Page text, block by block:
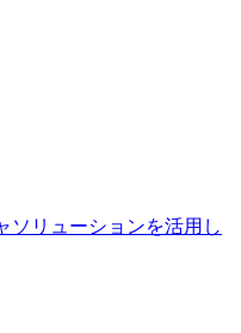
ソリューションを活用し